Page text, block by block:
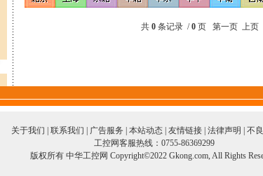
共 0 条记录 /0 页 第一页 上页
关于我们 联系我们 广告服务 本站动态 友情链接 法律声明
不
工控网客服热线：0755-86369299
版权所有 中华工控网 Copyright©2022 Gkong.com, All Rights